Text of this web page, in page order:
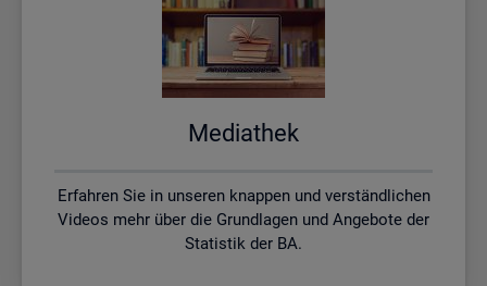
Me­dia­thek
Erfahren Sie in unseren knappen und verständlichen
Videos mehr über die Grundlagen und Angebote der
Statistik der BA.